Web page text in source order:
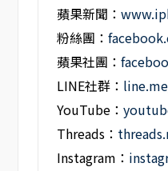
蘋果新聞：
粉絲團：
蘋果社團：
LINE社群：
YouTube：
Threads：
Instagram：